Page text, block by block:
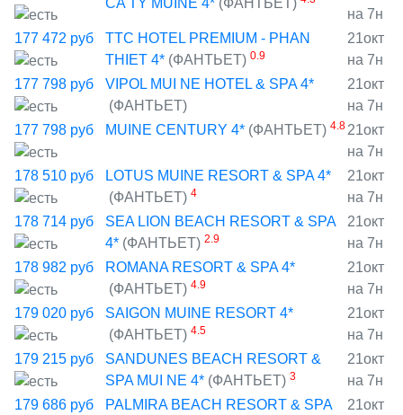
CA TY MUINE 4* (ФАНТЬЕТ)
на 7н
177 472 руб
TTC HOTEL PREMIUM - PHAN
THIET 4* (ФАНТЬЕТ) 0.9
21окт
на 7н
177 798 руб
VIPOL MUI NE HOTEL & SPA 4*
(ФАНТЬЕТ)
21окт
на 7н
177 798 руб MUINE CENTURY 4* (ФАНТЬЕТ) 4.8 21окт
на 7н
178 510 руб
LOTUS MUINE RESORT & SPA 4*
(ФАНТЬЕТ) 4
21окт
на 7н
178 714 руб
SEA LION BEACH RESORT & SPA
4* (ФАНТЬЕТ) 2.9
21окт
на 7н
178 982 руб
ROMANA RESORT & SPA 4*
(ФАНТЬЕТ) 4.9
21окт
на 7н
179 020 руб
SAIGON MUINE RESORT 4*
(ФАНТЬЕТ) 4.5
21окт
на 7н
179 215 руб
SANDUNES BEACH RESORT &
SPA MUI NE 4* (ФАНТЬЕТ) 3
21окт
на 7н
179 686 руб
PALMIRA BEACH RESORT & SPA
21окт